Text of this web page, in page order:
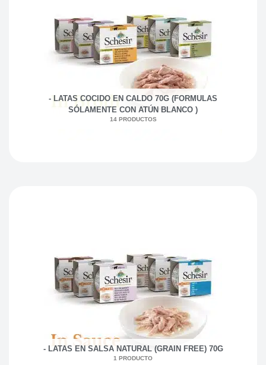
- LATAS COCIDO EN CALDO 70G (FORMULAS
SÓLAMENTE CON ATÚN BLANCO )
14 PRODUCTOS
- LATAS EN SALSA NATURAL (GRAIN FREE) 70G
1 PRODUCTO